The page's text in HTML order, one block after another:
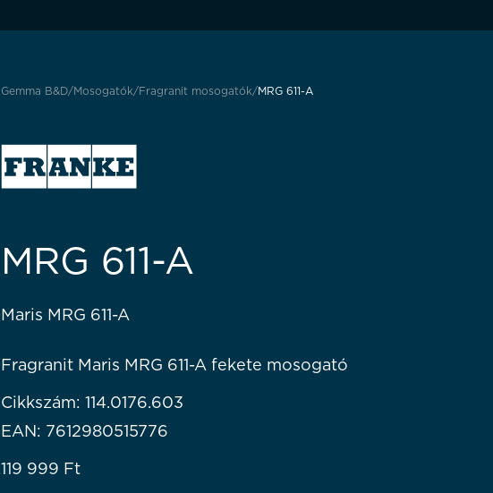
Gemma B&D Mosogatók Fragranit mosogatók MRG 611-A
MRG 611-A
Maris MRG 611-A
Fragranit Maris MRG 611-A fekete mosogató
Cikkszám: 114.0176.603
EAN: 7612980515776
119 999 Ft